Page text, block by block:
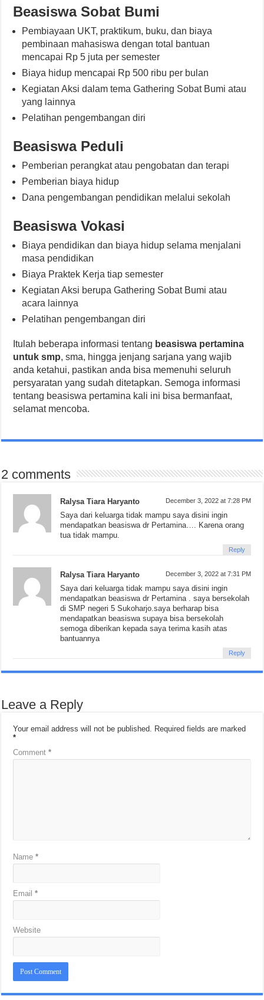
Beasiswa Sobat Bumi
Pembiayaan UKT, praktikum, buku, dan biaya
pembinaan mahasiswa dengan total bantuan
mencapai Rp 5 juta per semester
Biaya hidup mencapai Rp 500 ribu per bulan
Kegiatan Aksi dalam tema Gathering Sobat Bumi atau
yang lainnya
Pelatihan pengembangan diri
Beasiswa Peduli
Pemberian perangkat atau pengobatan dan terapi
Pemberian biaya hidup
Dana pengembangan pendidikan melalui sekolah
Beasiswa Vokasi
Biaya pendidikan dan biaya hidup selama menjalani
masa pendidikan
Biaya Praktek Kerja tiap semester
Kegiatan Aksi berupa Gathering Sobat Bumi atau
acara lainnya
Pelatihan pengembangan diri
Itulah beberapa informasi tentang beasiswa pertamina
untuk smp, sma, hingga jenjang sarjana yang wajib
anda ketahui, pastikan anda bisa memenuhi seluruh
persyaratan yang sudah ditetapkan. Semoga informasi
tentang beasiswa pertamina kali ini bisa bermanfaat,
selamat mencoba.
2 comments
Ralysa Tiara Haryanto December 3, 2022 at 7:28 PM
Saya dari keluarga tidak mampu saya disini ingin
mendapatkan beasiswa dr Pertamina…. Karena orang
tua tidak mampu.
Reply
Ralysa Tiara Haryanto December 3, 2022 at 7:31 PM
Saya dari keluarga tidak mampu saya disini ingin
mendapatkan beasiswa dr Pertamina . saya bersekolah
di SMP negeri 5 Sukoharjo.saya berharap bisa
mendapatkan beasiswa supaya bisa bersekolah
semoga diberikan kepada saya terima kasih atas
bantuannya
Reply
Leave a Reply
Your email address will not be published. Required fields are marked
*
Comment*
Name*
Email*
Website